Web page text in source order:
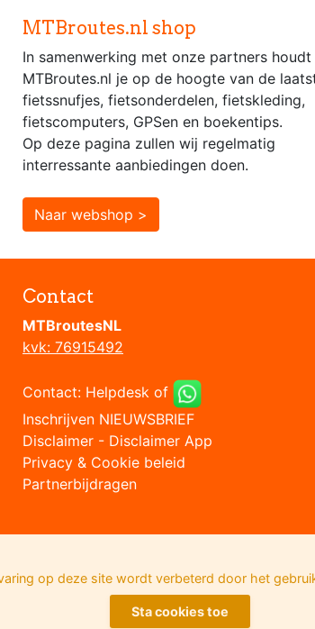
MTBroutes.nl shop
In samenwerking met onze partners houdt
MTBroutes.nl je op de hoogte van de
fietssnufjes, fietsonderdelen, fietskleding,
fietscomputers, GPSen en boekentips.
Op deze pagina zullen wij regelmatig
interressante aanbiedingen doen.
Naar webshop >
Contact
MTBroutesNL
kvk: 76915492
Contact: Helpdesk of
Inschrijven NIEUWSBRIEF
Disclaimer - Disclaimer App
Privacy & Cookie beleid
Partnerbijdragen
op deze site wordt verbeterd door het
Sta cookies toe